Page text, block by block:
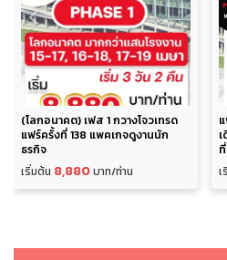
(โลกอนาคต) เฟส 1 กวางโจวเทรด
แฟร์ครั้งที่ 138 แพคเกจดูงานนัก
ธุรกิจ
เริ่มต้น 8,880บาท/ท่าน